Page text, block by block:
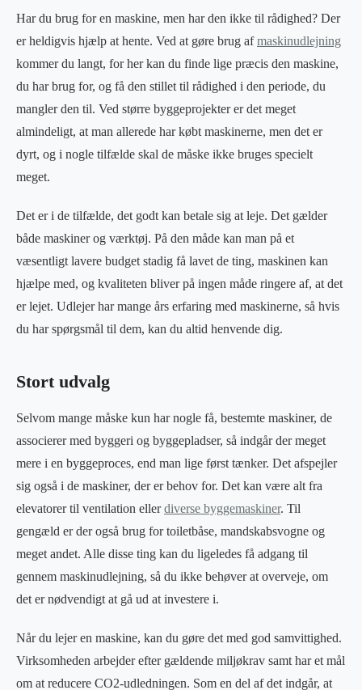
Har du brug for en maskine, men har den ikke til rådighed? Der
er heldigvis hjælp at hente. Ved at gøre brug afmaskinudlejning
kommer du langt, for her kan du finde lige præcis den maskine,
du har brug for, og få den stillet til rådighed i den periode, du
mangler den til. Ved større byggeprojekter er det meget
almindeligt, at man allerede har købt maskinerne, men det er
dyrt, og i nogle tilfælde skal de måske ikke bruges specielt
meget.
Det er i de tilfælde, det godt kan betale sig at leje. Det gælder
både maskiner og værktøj. På den måde kan man på et
væsentligt lavere budget stadig få lavet de ting, maskinen kan
hjælpe med, og kvaliteten bliver på ingen måde ringere af, at det
er lejet. Udlejer har mange års erfaring med maskinerne, så hvis
du har spørgsmål til dem, kan du altid henvende dig.
Stort udvalg
Selvom mange måske kun har nogle få, bestemte maskiner, de
associerer med byggeri og byggepladser, så indgår der meget
mere i en byggeproces, end man lige først tænker. Det afspejler
sig også i de maskiner, der er behov for. Det kan være alt fra
elevatorer til ventilation ellerdiverse byggemaskiner. Til
gengæld er der også brug for toiletbåse, mandskabsvogne og
meget andet. Alle disse ting kan du ligeledes få adgang til
gennem maskinudlejning, så du ikke behøver at overveje, om
det er nødvendigt at gå ud at investere i.
Når du lejer en maskine, kan du gøre det med god samvittighed.
Virksomheden arbejder efter gældende miljøkrav samt har et mål
om at reducere CO2-udledningen. Som en del af det indgår, at